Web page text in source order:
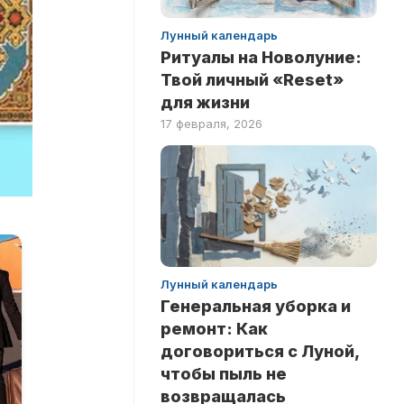
Лунный календарь
Ритуалы на Новолуние:
Твой личный «Reset»
для жизни
17 февраля, 2026
Лунный календарь
Генеральная уборка и
ремонт: Как
договориться с Луной,
чтобы пыль не
возвращалась